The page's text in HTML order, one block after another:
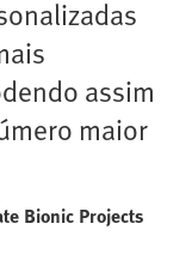
assim
maior
Bionic Projects